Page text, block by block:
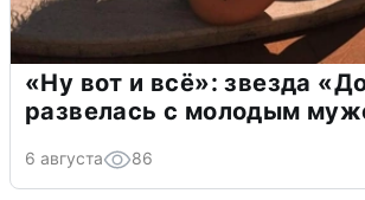
«Ну вот и всё»: звезда
развелась с молодым
6 августа 86